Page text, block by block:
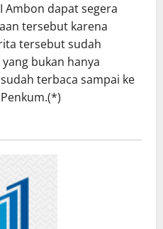
Ambon dapat segera
tersebut karena
tersebut sudah
bukan hanya
terbaca sampai ke